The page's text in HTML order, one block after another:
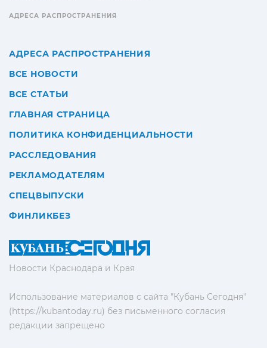
Новости Краснодара и Края
Использование материалов с сайта "Кубань Сегодня"
(https://kubantoday.ru) без письменного согласия
редакции запрещено
АДРЕСА РАСПРОСТРАНЕНИЯ
АДРЕСА РАСПРОСТРАНЕНИЯ
ВСЕ НОВОСТИ
ВСЕ СТАТЬИ
ГЛАВНАЯ СТРАНИЦА
ПОЛИТИКА КОНФИДЕНЦИАЛЬНОСТИ
РАССЛЕДОВАНИЯ
РЕКЛАМОДАТЕЛЯМ
СПЕЦВЫПУСКИ
ФИНЛИКБЕЗ